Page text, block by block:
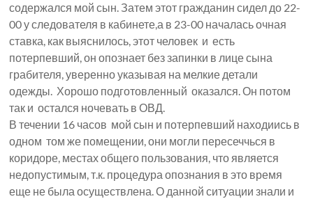
содержался мой сын. Затем этот гражданин сидел до 22-
00 у следователя в кабинете,а в 23-00 началась очная
ставка, как выяснилось, этот человек и есть
потерпевший, он опознает без запинки в лице сына
грабителя, уверенно указывая на мелкие детали
одежды. Хорошо подготовленный оказался. Он потом
так и остался ночевать в ОВД.
В течении 16 часов мой сын и потерпевший находиись в
одном том же помещении, они могли пересеччься в
коридоре, местах общего пользования, что является
недопустимым, т.к. процедура опознания в это время
еще не была осуществлена. О данной ситуации знали и